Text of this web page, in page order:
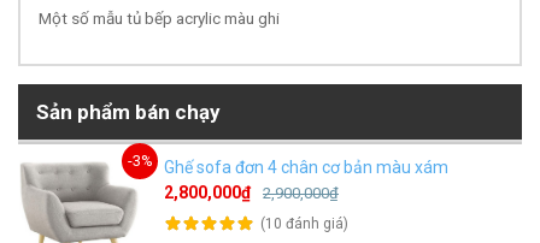
Một số mẫu tủ bếp acrylic màu ghi
Sản phẩm bán chạy
-3%
Ghế sofa đơn 4 chân cơ bản màu xám
2,800,000₫
2,900,000₫
(10 đánh giá)